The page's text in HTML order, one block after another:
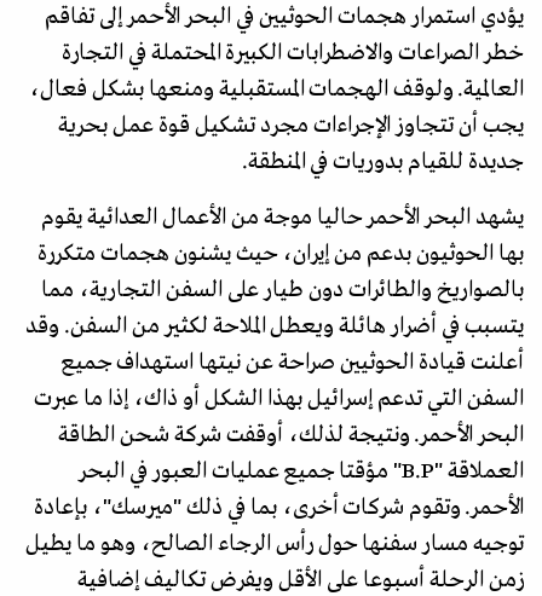
يؤدي استمرار هجمات الحوثيين في البحر الأحمر إلى تفاقم
خطر الصراعات والاضطرابات الكبيرة المحتملة في التجارة
العالمية. ولوقف الهجمات المستقبلية ومنعها بشكل فعال،
يجب أن تتجاوز الإجراءات مجرد تشكيل قوة عمل بحرية
جديدة للقيام بدوريات في المنطقة.
يشهد البحر الأحمر حاليا موجة من الأعمال العدائية يقوم
بها الحوثيون بدعم من إيران، حيث يشنون هجمات متكررة
بالصواريخ والطائرات دون طيار على السفن التجارية، مما
يتسبب في أضرار هائلة ويعطل الملاحة لكثير من السفن. وقد
أعلنت قيادة الحوثيين صراحة عن نيتها استهداف جميع
السفن التي تدعم إسرائيل بهذا الشكل أو ذاك، إذا ما عبرت
البحر الأحمر. ونتيجة لذلك، أوقفت شركة شحن الطاقة
العملاقة "B.P" مؤقتا جميع عمليات العبور في البحر
الأحمر. وتقوم شركات أخرى، بما في ذلك "ميرسك"، بإعادة
توجيه مسار سفنها حول رأس الرجاء الصالح، وهو ما يطيل
زمن الرحلة أسبوعا على الأقل ويفرض تكاليف إضافية